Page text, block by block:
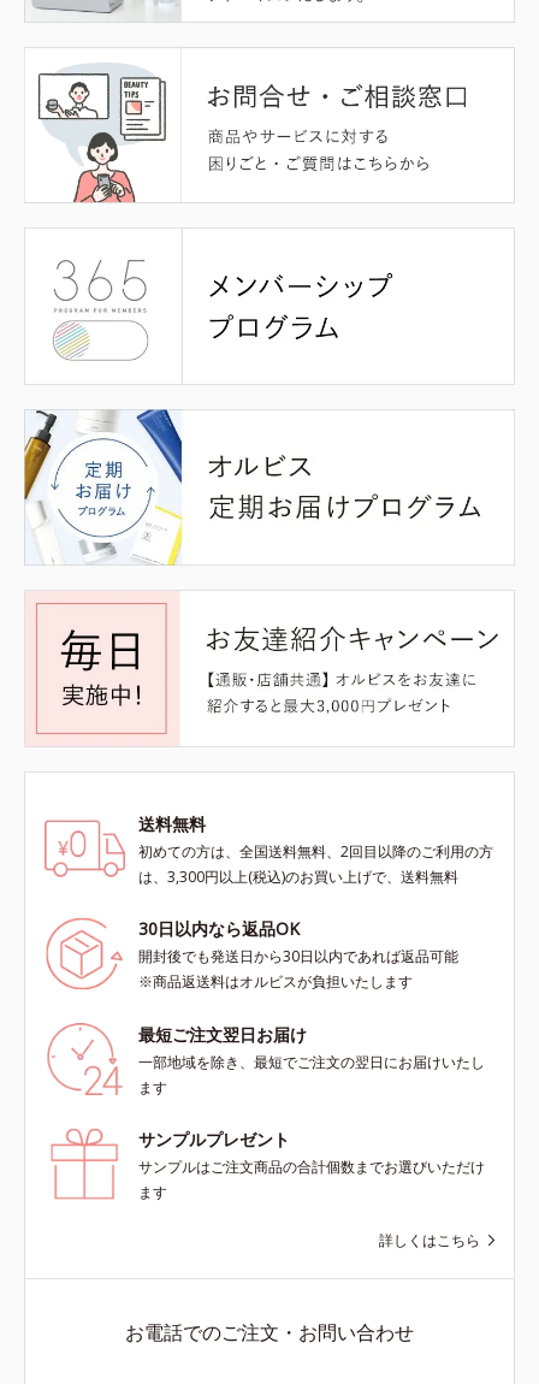
送料無料
初めての方は、全国送料無料、2回目以降のご利用の方
は、3,300円以上(税込)のお買い上げで、送料無料
30日以内なら返品OK
開封後でも発送日から30日以内であれば返品可能
※商品返送料はオルビスが負担いたします
最短ご注文翌日お届け
一部地域を除き、最短でご注文の翌日にお届けいたし
ます
サンプルプレゼント
サンプルはご注文商品の合計個数までお選びいただけ
ます
詳しくはこちら
お電話でのご注文・お問い合わせ